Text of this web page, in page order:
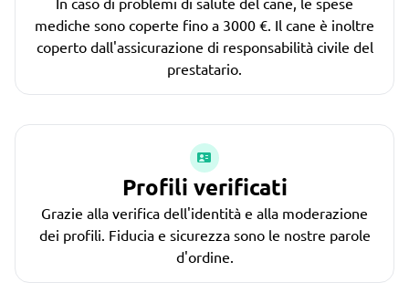
mediche sono coperte fino a 3000 €. Il cane è inoltre
coperto dall'assicurazione di responsabilità civile del
prestatario.
Profili verificati
Grazie alla verifica dell'identità e alla moderazione
dei profili. Fiducia e sicurezza sono le nostre parole
d'ordine.